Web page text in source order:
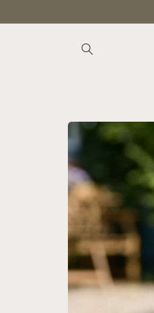
Inhalt
Zu
Produktinformationen
springen